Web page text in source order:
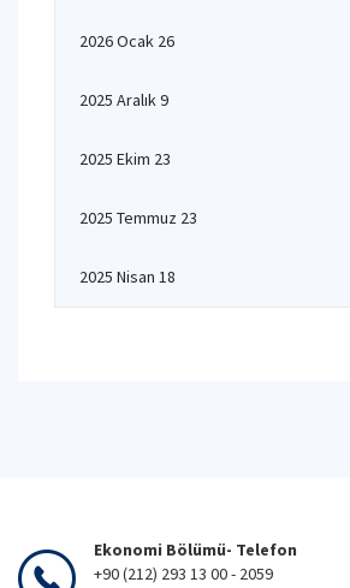
2026 Ocak 26
2025 Aralık 9
2025 Ekim 23
2025 Temmuz 23
2025 Nisan 18
Ekonomi Bölümü- Telefon
+90 (212) 293 13 00 - 2059